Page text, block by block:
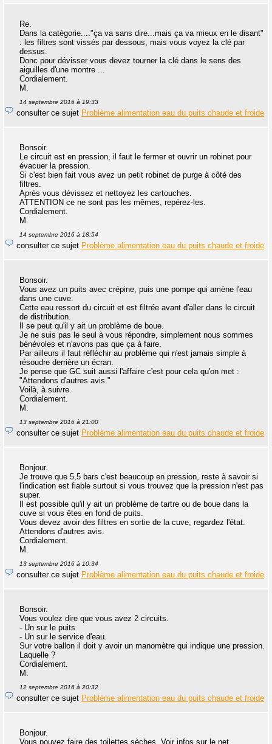
Re.
Dans la catégorie...."ça va sans dire...mais ça va mieux en le disant"
: les filtres sont vissés par dessous, mais vous voyez la clé par
dessus.
Donc pour dévisser vous devez tourner la clé dans le sens des
aiguilles d'une montre ...
Cordialement.
M.
14 septembre 2016 à 19:33
consulter ce sujet Problème alimentation eau du puits chaude et froide
Bonsoir.
Le circuit est en pression, il faut le fermer et ouvrir un robinet pour
évacuer la pression.
Si c'est bien fait vous avez un petit robinet de purge à côté des
filtres.
Après vous dévissez et nettoyez les cartouches.
ATTENTION ce ne sont pas les mêmes, repérez-les.
Cordialement.
M.
14 septembre 2016 à 18:54
consulter ce sujet Problème alimentation eau du puits chaude et froide
Bonsoir.
Vous avez un puits avec crépine, puis une pompe qui amène l'eau
dans une cuve.
Cette eau ressort du circuit et est filtrée avant d'aller dans le circuit
de distribution.
Il se peut qu'il y ait un problème de boue.
Je ne suis pas le seul à vous répondre, simplement nous sommes
bénévoles et n'avons pas que ça à faire.
Par ailleurs il faut réfléchir au problème qui n'est jamais simple à
résoudre derrière un écran.
Je pense que GC suit aussi l'affaire c'est pour cela qu'on met :
"Attendons d'autres avis."
Voilà, à suivre.
Cordialement.
M.
13 septembre 2016 à 21:00
consulter ce sujet Problème alimentation eau du puits chaude et froide
Bonjour.
Je trouve que 5,5 bars c'est beaucoup en pression, reste à savoir si
l'indication est fiable surtout si vous trouvez que la pression n'est pas
super.
Il est possible qu'il y ait un problème de tartre ou de boue dans la
cuve si vous êtes en fond de puits.
Vous devez avoir des filtres en sortie de la cuve, regardez l'état.
Attendons d'autres avis.
Cordialement.
M.
13 septembre 2016 à 10:34
consulter ce sujet Problème alimentation eau du puits chaude et froide
Bonsoir.
Vous voulez dire que vous avez 2 circuits.
- Un sur le puits
- Un sur le service d'eau.
Sur votre ballon il doit y avoir un manomètre qui indique une pression.
Laquelle ?
Cordialement.
M.
12 septembre 2016 à 20:32
consulter ce sujet Problème alimentation eau du puits chaude et froide
Bonjour.
Vous pouvez faire des toilettes sèches. Voir infos sur le net.